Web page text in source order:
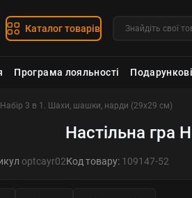
Каталог товарів
Програма лояльності
Набір 3 в 1. Шахи, шашки, нарди (29х29 см)
Настільна гра
optcayr02Код товару: 109147-52